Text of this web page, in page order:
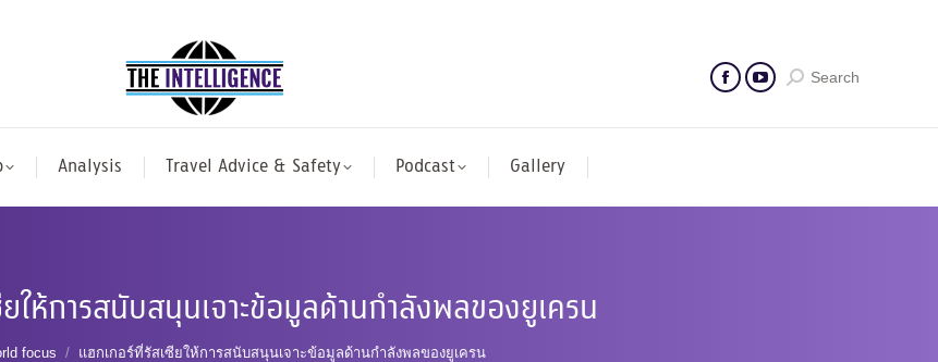
Search
Analysis Travel Advice & Safety Podcast Gallery
ให้การสนับสนุนเจาะข้อมูลด้านกำลังพลของยูเครน
focus แฮกเกอร์ที่รัสเซียให้การสนับสนุนเจาะข้อมูลด้านกำลังพลของยูเครน